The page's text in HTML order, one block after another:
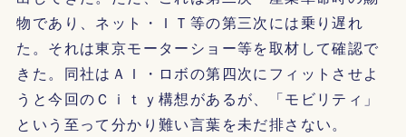
物であり、ネット・ＩＴ等の第三次には乗り遅れ
た。それは東京モーターショー等を取材して確認で
きた。同社はＡＩ・ロボの第四次にフィットさせよ
うと今回のＣｉｔｙ構想があるが、「モビリティ」
という至って分かり難い言葉を未だ排さない。